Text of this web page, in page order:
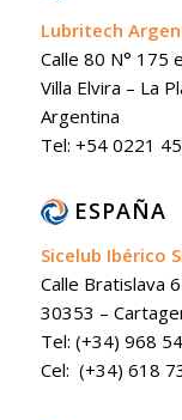
Lubritech
Calle 80 N° 175
Villa Elvira – La
Argentina
Tel: +54 0221
ESPAÑA
Sicelub Ibérico
Calle Bratislava
30353 –
Tel: (+34) 968
Cel: (+34) 618